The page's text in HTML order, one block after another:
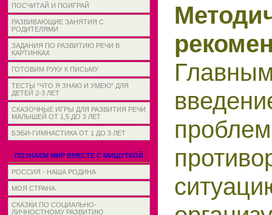
ПОСЧИТАЙ И ПОИГРАЙ
РАЗВИВАЮЩИЕ ЗАНЯТИЯ С
РОДИТЕЛЯМИ
ЗАДАНИЯ ПО РАЗВИТИЮ РЕЧИ В
КАРТИНКАХ
ГОТОВИМ РУКУ К ПИСЬМУ
ТЕСТЫ "ЧТО Я ЗНАЮ И УМЕЮ" ДЛЯ
ДЕТЕЙ 2-3 ЛЕТ
СКАЗОЧНЫЕ ИГРЫ ДЛЯ РАЗВИТИЯ РЕЧИ
МАЛЫШЕЙ ОТ 1,5 ДО 3 ЛЕТ
БЭБИ-ГИМНАСТИКА ОТ 1 ДО 3 ЛЕТ
ПОЗНАЕМ МИР ВМЕСТЕ С МИШУТКОЙ
РОССИЯ - НАША РОДИНА
МОЯ СТРАНА
СКАЗКИ ПО СОЦИАЛЬНО-
ЛИЧНОСТНОМУ РАЗВИТИЮ